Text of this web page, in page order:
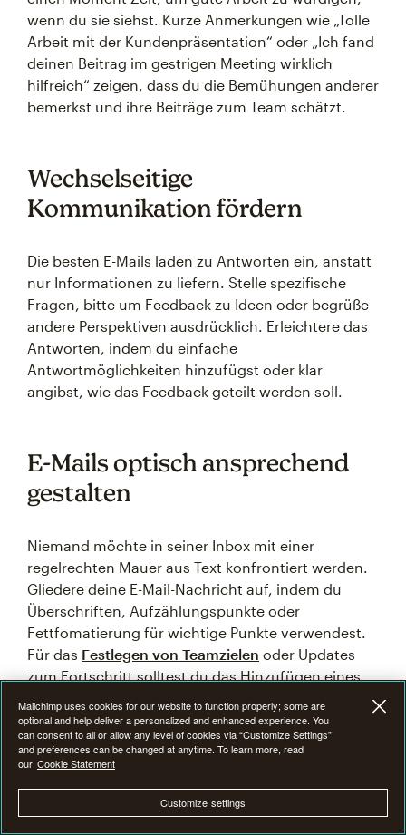
wenn du sie siehst. Kurze Anmerkungen wie „Tolle
Arbeit mit der Kundenpräsentation“ oder „Ich fand
deinen Beitrag im gestrigen Meeting wirklich
hilfreich“ zeigen, dass du die Bemühungen anderer
bemerkst und ihre Beiträge zum Team schätzt.
Wechselseitige
Kommunikation fördern
Die besten E-Mails laden zu Antworten ein, anstatt
nur Informationen zu liefern. Stelle spezifische
Fragen, bitte um Feedback zu Ideen oder begrüße
andere Perspektiven ausdrücklich. Erleichtere das
Antworten, indem du einfache
Antwortmöglichkeiten hinzufügst oder klar
angibst, wie das Feedback geteilt werden soll.
E-Mails optisch ansprechend
gestalten
Niemand möchte in seiner Inbox mit einer
regelrechten Mauer aus Text konfrontiert werden.
Gliedere deine E-Mail-Nachricht auf, indem du
Überschriften, Aufzählungspunkte oder
Fettfomatierung für wichtige Punkte verwendest.
Für das Festlegen von Teamzielen oder Updates
zum Fortschritt solltest du das Hinzufügen eines
Fortschrittsbalkens in Erwägung ziehen. Halte die
visuellen Elemente einfach und unmittelbar
relevant – unnötige Bilder oder komplexe
Formatierungen können von deiner Botschaft
ablenken oder Ladeprobleme verursachen.
Mailchimp uses cookies for our website to function properly; some are
optional and help deliver a personalized and enhanced experience. You
can consent to all or allow any level of cookies via “Customize Settings”
and preferences can be changed at anytime. To learn more, read
our Cookie Statement
Customize settings